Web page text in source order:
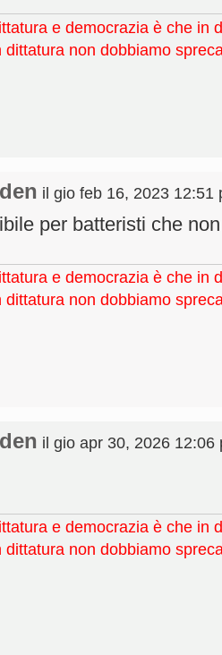
e democrazia è che in
dittatura non dobbiamo
il gio feb 16, 2023 12:51
per batteristi che
e democrazia è che in
dittatura non dobbiamo
il gio apr 30, 2026 12:06
e democrazia è che in
dittatura non dobbiamo